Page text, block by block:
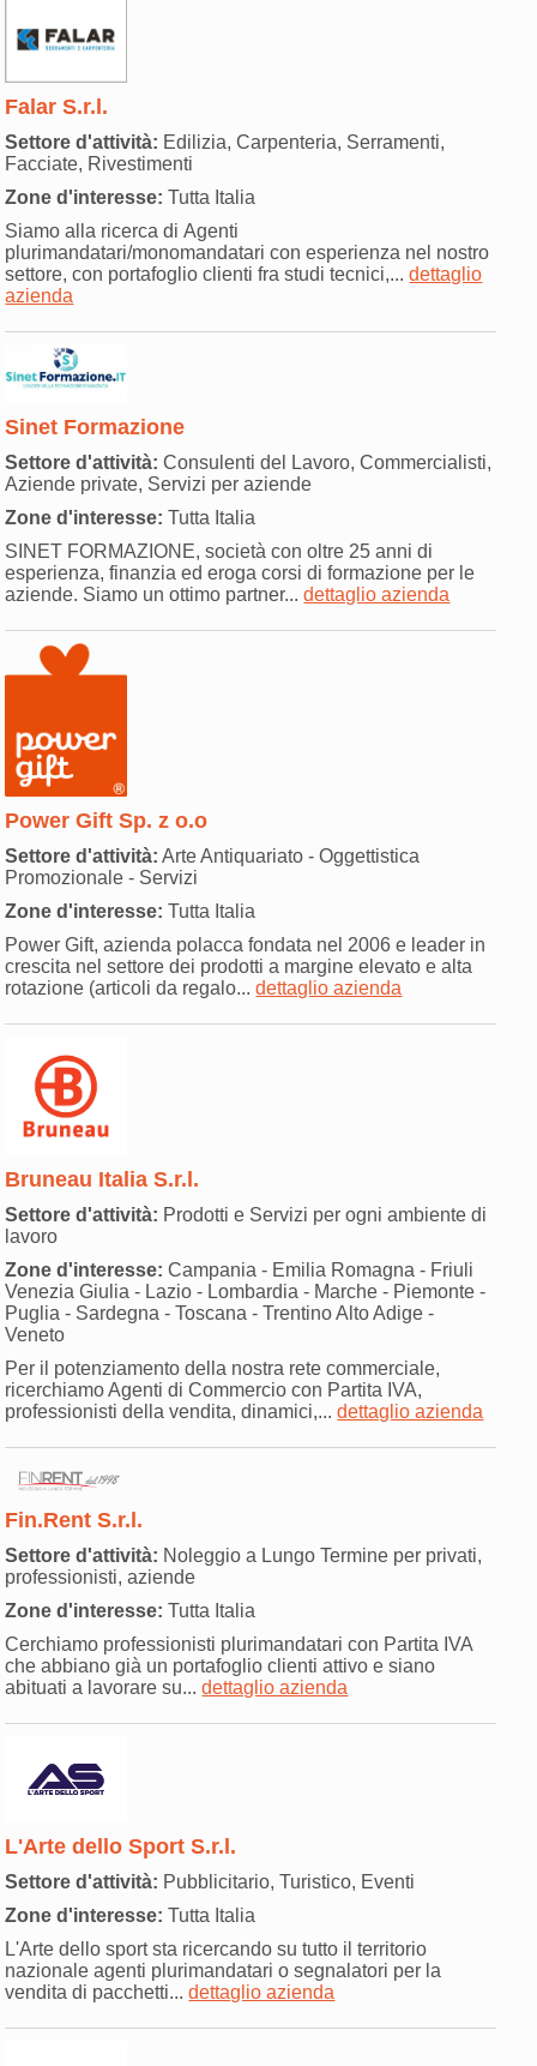
Falar S.r.l.
Settore d'attività: Edilizia, Carpenteria, Serramenti,
Facciate, Rivestimenti
Zone d'interesse: Tutta Italia
Siamo alla ricerca di Agenti
plurimandatari/monomandatari con esperienza nel nostro
settore, con portafoglio clienti fra studi tecnici,...dettaglio
azienda
Sinet Formazione
Settore d'attività: Consulenti del Lavoro, Commercialisti,
Aziende private, Servizi per aziende
Zone d'interesse: Tutta Italia
SINET FORMAZIONE, società con oltre 25 anni di
esperienza, finanzia ed eroga corsi di formazione per le
aziende. Siamo un ottimo partner...dettaglio azienda
Power Gift Sp. z o.o
Settore d'attività: Arte Antiquariato - Oggettistica
Promozionale - Servizi
Zone d'interesse: Tutta Italia
Power Gift, azienda polacca fondata nel 2006 e leader in
crescita nel settore dei prodotti a margine elevato e alta
rotazione (articoli da regalo...dettaglio azienda
Bruneau Italia S.r.l.
Settore d'attività: Prodotti e Servizi per ogni ambiente di
lavoro
Zone d'interesse: Campania - Emilia Romagna - Friuli
Venezia Giulia - Lazio - Lombardia - Marche - Piemonte -
Puglia - Sardegna - Toscana - Trentino Alto Adige -
Veneto
Per il potenziamento della nostra rete commerciale,
ricerchiamo Agenti di Commercio con Partita IVA,
professionisti della vendita, dinamici,...dettaglio azienda
Fin.Rent S.r.l.
Settore d'attività: Noleggio a Lungo Termine per privati,
professionisti, aziende
Zone d'interesse: Tutta Italia
Cerchiamo professionisti plurimandatari con Partita IVA
che abbiano già un portafoglio clienti attivo e siano
abituati a lavorare su...dettaglio azienda
L'Arte dello Sport S.r.l.
Settore d'attività: Pubblicitario, Turistico, Eventi
Zone d'interesse: Tutta Italia
L'Arte dello sport sta ricercando su tutto il territorio
nazionale agenti plurimandatari o segnalatori per la
vendita di pacchetti...dettaglio azienda